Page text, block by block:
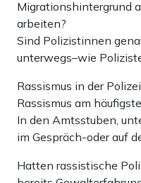
Migrationshintergrund
arbeiten?
Sind Polizistinnen
unterwegs–wie
Rassismus in der
Rassismus am
In den Amtsstuben,
im Gespräch-oder auf
Hatten rassistische